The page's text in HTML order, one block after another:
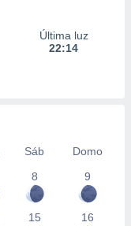
Última luz
22:14
Sáb
Domo
8 9
15 16